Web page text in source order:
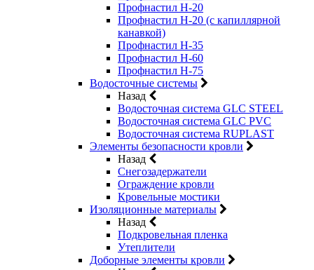
Профнастил Н-20
Профнастил Н-20 (с капиллярной
канавкой)
Профнастил Н-35
Профнастил Н-60
Профнастил Н-75
Водосточные системы
Назад
Водосточная система GLC STEEL
Водосточная система GLC PVC
Водосточная система RUPLAST
Элементы безопасности кровли
Назад
Снегозадержатели
Ограждение кровли
Кровельные мостики
Изоляционные материалы
Назад
Подкровельная пленка
Утеплители
Доборные элементы кровли